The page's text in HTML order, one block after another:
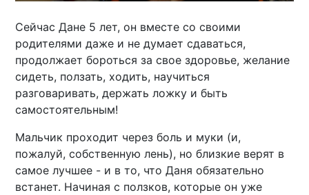
Сейчас Дане 5 лет, он вместе со своими
родителями даже и не думает сдаваться,
продолжает бороться за свое здоровье, желание
сидеть, ползать, ходить, научиться
разговаривать, держать ложку и быть
самостоятельным!
Мальчик проходит через боль и муки (и,
пожалуй, собственную лень), но близкие верят в
самое лучшее - и в то, что Даня обязательно
встанет. Начиная с ползков, которые он уже